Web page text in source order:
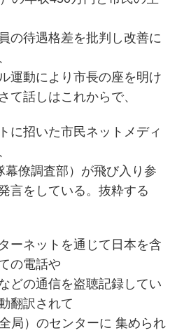
の待遇格差を批判し改善に
運動により市長の座を明け
て話しはこれからで、
に招いた市民ネットメディ
幕僚調査部）が飛び入り参
言をしている。抜粋する
ーネットを通じて日本を含
の電話や
どの通信を盗聴記録してい
翻訳されて
局）のセンターに 集められ